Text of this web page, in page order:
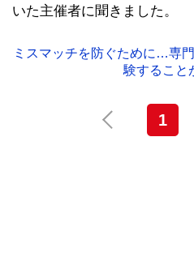
いた主催者に聞きました。
ミスマッチを防ぐために…専
験すること
1